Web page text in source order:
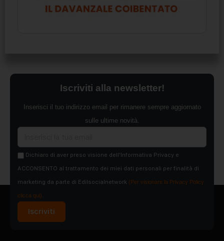
Iscriviti alla newsletter!
Inserisci il tuo indirizzo email per rimanere sempre aggiornato
sulle ultime novità.
Dichiaro di aver preso visione dell'Informativa Privacy e
ACCONSENTO al trattamento dei miei dati personali per finalità di
marketing da parte di Edilsocialnetwork (Per visionare la Privacy Policy
clicca qui).
Iscriviti